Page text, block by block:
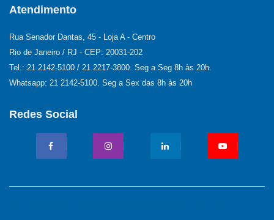
Atendimento
Rua Senador Dantas, 45 - Loja A - Centro
Rio de Janeiro / RJ - CEP: 20031-202
Tel.: 21 2142-5100 / 21 2217-3800. Seg a Seg 8h às 20h.
Whatsapp: 21 2142-5100. Seg a Sex das 8h às 20h
Redes Social